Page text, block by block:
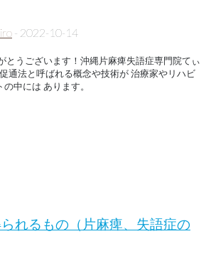
- 2022-10-14
とうございます！沖縄片麻痺失語症専門院てぃ
法と呼ばれる概念や技術が 治療家やリハビ
の中には あります。
れるもの（片麻痺、失語症の